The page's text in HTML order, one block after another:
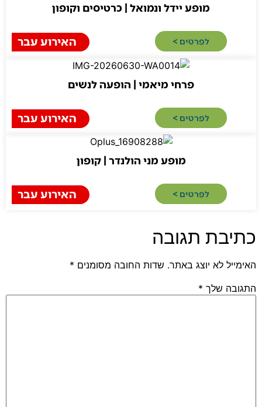
מופע יידל ונמואל | כרטיסים וקופון
לפרטים >​ האירוע עבר
פרחי מיאמי | הופעה לנשים
לפרטים >​ האירוע עבר
מופע מני הולנדר | קופון
לפרטים >​ האירוע עבר
תגובה
לא יוצג באתר. שדות החובה מסומנים*
שלך*